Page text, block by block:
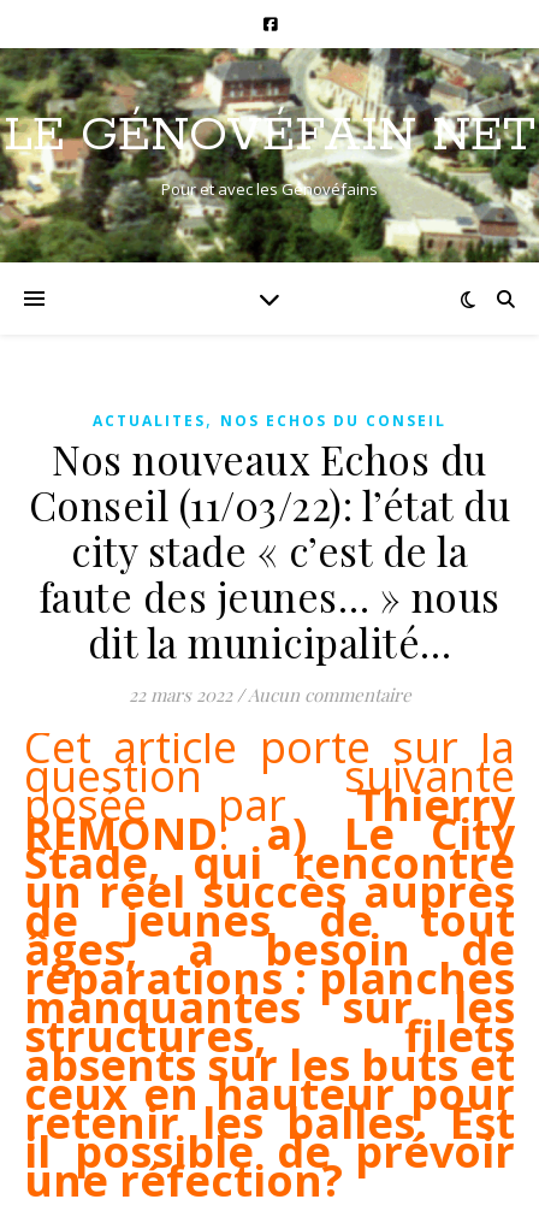
LE GÉNOVÉFAIN NET
Pour et avec les Génovéfains
ACTUALITES, NOS ECHOS DU CONSEIL
Nos nouveaux Echos du
Conseil (11/03/22): l’état du
city stade « c’est de la
faute des jeunes… » nous
dit la municipalité…
22 mars 2022 /Aucun commentaire
Cet article porte sur la
question suivante
posée parThierry
REMOND:a) Le City
Stade, qui rencontre
un réel succès auprès
de jeunes de tout
âges, a besoin de
réparations : planches
manquantes sur les
structures, filets
absents sur les buts et
ceux en hauteur pour
retenir les balles. Est
il possible de prévoir
une réfection?